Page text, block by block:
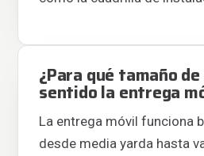
¿Para qué tamaño
sentido la entrega
La entrega móvil funciona
desde media yarda hasta